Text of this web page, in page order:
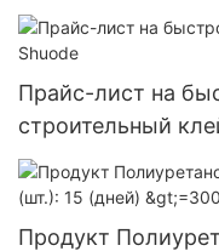
Поставка в США.
Прайс-лист на
строительный
Продукт